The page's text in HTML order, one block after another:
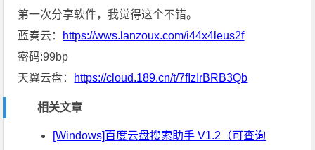
第一次分享软件，我觉得这个不错。
蓝奏云： https://wws.lanzoux.com/i44x4leus2f
密码:99bp
天翼云盘： https://cloud.189.cn/t/7fIzIrBRB3Qb
相关文章
[Windows]百度云盘搜索助手 V1.2（可查询